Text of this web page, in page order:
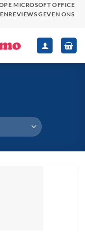
MICROSOFT OFFICE
GEVEN ONS